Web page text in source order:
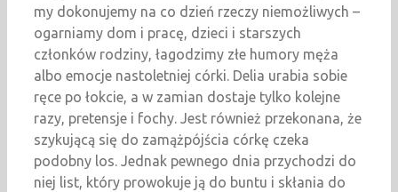
my dokonujemy na co dzień rzeczy niemożliwych –
ogarniamy dom i pracę, dzieci i starszych
członków rodziny, łagodzimy złe humory męża
albo emocje nastoletniej córki. Delia urabia sobie
ręce po łokcie, a w zamian dostaje tylko kolejne
razy, pretensje i fochy. Jest również przekonana, że
szykującą się do zamążpójścia córkę czeka
podobny los. Jednak pewnego dnia przychodzi do
niej list, który prowokuje ją do buntu i skłania do